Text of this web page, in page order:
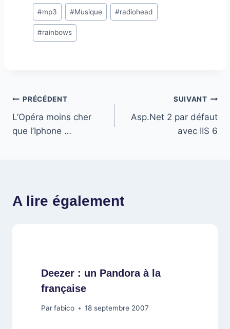
Post
Tags:
#mp3 #Musique #radiohead
#rainbows
Navigation
de
PRÉCÉDENT
L’Opéra moins cher
que l’Iphone …
SUIVANT
Asp.Net 2 par défaut
avec IIS 6
A lire également
Deezer : un Pandora à la
française
Parfabico 18 septembre 2007